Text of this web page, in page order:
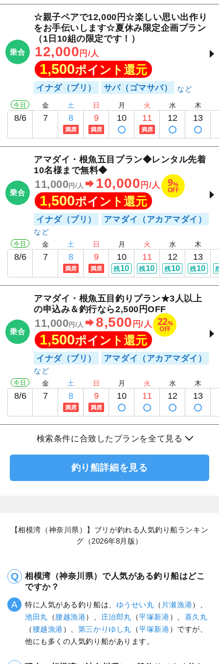
乗合
☆親子ペアで12,000円☆楽しい思い出作り
をお手伝いします☆夏休み限定企画プラン
（1日10組の限定です！）
12,000 円/人
1,500ポイント還元
イナダ（ブリ） サバ（ゴマサバ）
今日
8/6
金
7
土
8
満席
日
9
満席
月
10
火
11
満席
水
12
木
13
乗合
アマダイ・根魚五目プラン◆レンタル先着
10名様まで無料◆
11,000円/人 10,000 円/人 9%
OFF
1,500ポイント還元
イナダ（ブリ） アマダイ（アカアマダイ）
今日
8/6
金
7
土
8
満席
日
9
満席
月
10
残10
火
11
残10
水
12
残10
木
13
残10
乗合
アマダイ・根魚五目釣りプラン★3人以上
の申込み＆釣行なら2,500円OFF
11,000 円/人 8,500 円/人 22%
OFF
1,500ポイント還元
イナダ（ブリ） アマダイ（アカアマダイ）
今日
8/6
金
7
土
8
満席
日
9
満席
月
10
火
11
水
12
木
13
検索条件に合致したプランを全て見る
釣り船詳細を見る
【相模湾（神奈川県）】ブリが釣れる人気釣り船ランキン
グ（2026年8月版）
相模湾（神奈川県）で人気がある釣り船はどこ
ですか？
特に人気がある釣り船は、 ゆうせい丸 （ 片瀬漁港）、
池田丸 （腰越漁港）、 庄治郎丸 （平塚新港 ）、 喜久丸
（ 腰越漁港 ）、 第三かりゆし丸 （平塚新港 ）ですが、
他にも多くの人気釣り船があります。